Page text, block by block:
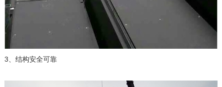
3、结构安全可靠